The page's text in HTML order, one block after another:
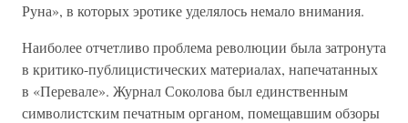
Руна», в которых эротике уделялось немало внимания.
Наиболее отчетливо проблема революции была затронута
в критико-публицистических материалах, напечатанных
в «Перевале». Журнал Соколова был единственным
символистским печатным органом, помещавшим обзоры